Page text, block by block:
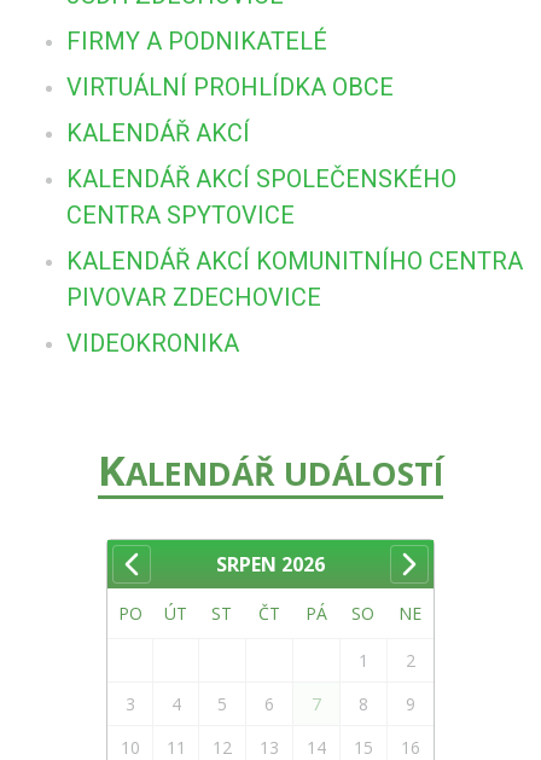
FIRMY A PODNIKATELÉ
VIRTUÁLNÍ PROHLÍDKA OBCE
KALENDÁŘ AKCÍ
KALENDÁŘ AKCÍ SPOLEČENSKÉHO
CENTRA SPYTOVICE
KALENDÁŘ AKCÍ KOMUNITNÍHO CENTRA
PIVOVAR ZDECHOVICE
VIDEOKRONIKA
KALENDÁŘ UDÁLOSTÍ
SRPEN 2026
PO ÚT ST ČT PÁ SO NE
1
2
3
4 5 6 7 8
9
10
11 12 13 14 15
16